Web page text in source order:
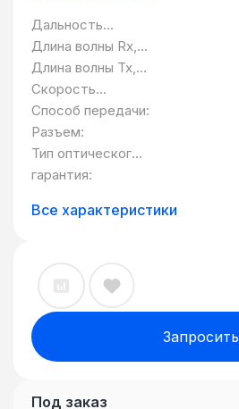
Дальность
передачи, км:
Длина волны Rx,
нм:
Длина волны Tx,
нм:
Скорость
передачи данных,
Гбит/c:
Способ передачи:
Разъем:
Тип оптического
волокна:
гарантия:
Все характеристики
Запросить
Под заказ